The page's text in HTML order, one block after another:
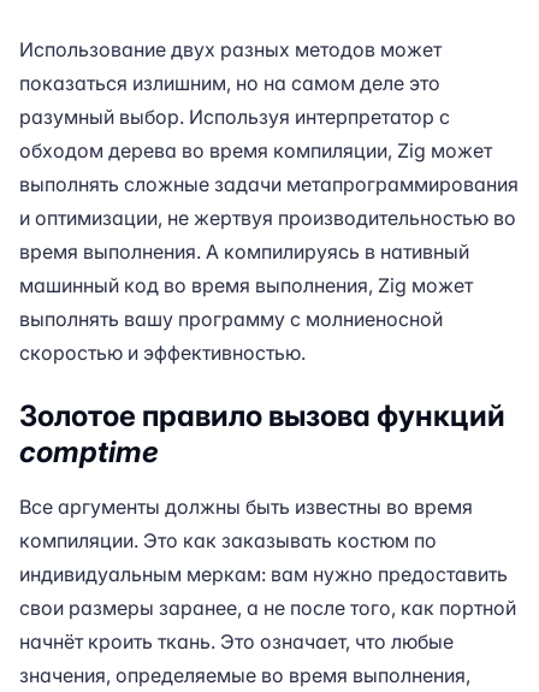
Использование двух разных методов может
показаться излишним, но на самом деле это
разумный выбор. Используя интерпретатор с
обходом дерева во время компиляции, Zig может
выполнять сложные задачи метапрограммирования
и оптимизации, не жертвуя производительностью во
время выполнения. А компилируясь в нативный
машинный код во время выполнения, Zig может
выполнять вашу программу с молниеносной
скоростью и эффективностью.
Золотое правило вызова функций
comptime
Все аргументы должны быть известны во время
компиляции. Это как заказывать костюм по
индивидуальным меркам: вам нужно предоставить
свои размеры заранее, а не после того, как портной
начнёт кроить ткань. Это означает, что любые
значения, определяемые во время выполнения,